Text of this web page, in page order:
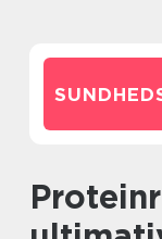
Proteinrig aftensmad: Det